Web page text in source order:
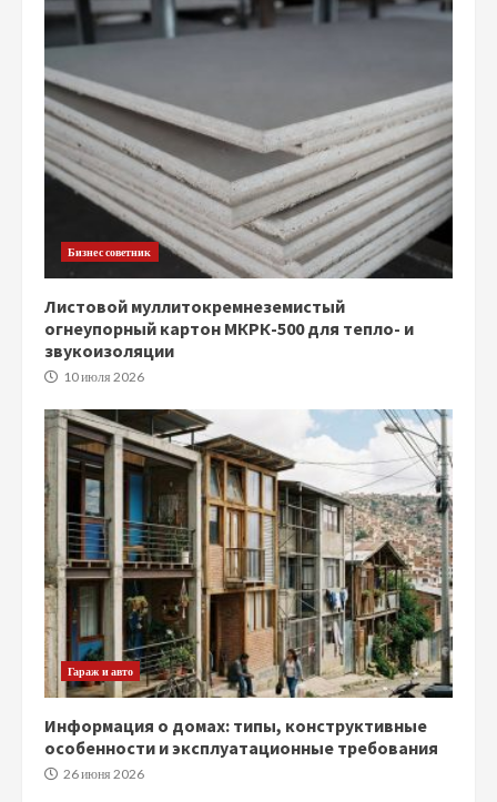
Бизнес советник
Листовой муллитокремнеземистый
огнеупорный картон МКРК-500 для тепло- и
звукоизоляции
10 июля 2026
Гараж и авто
Информация о домах: типы, конструктивные
особенности и эксплуатационные требования
26 июня 2026